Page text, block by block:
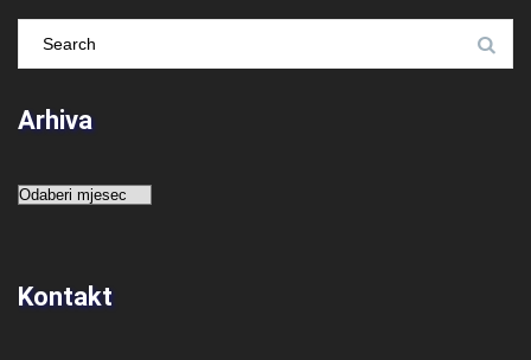
Arhiva
Arhiva
Kontakt